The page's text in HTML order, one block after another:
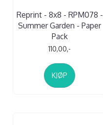
Reprint - 8x8 - RPM078 -
Summer Garden - Paper
Pack
110,00,-
KJØP